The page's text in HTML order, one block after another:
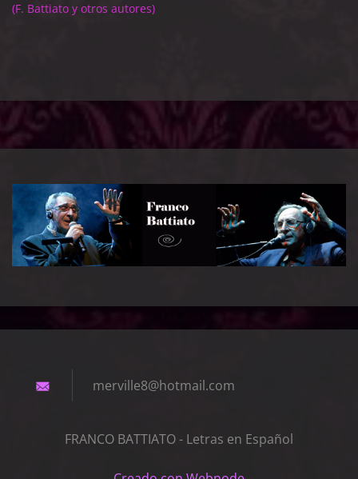
(F. Battiato y otros autores)
merville8@hotmail.com
FRANCO BATTIATO - Letras en Español